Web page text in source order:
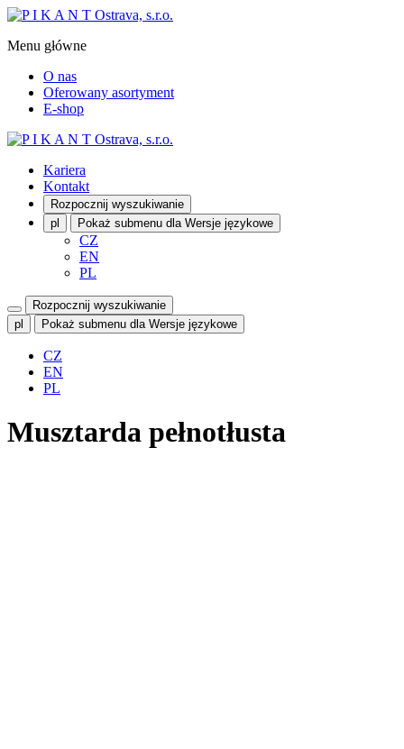
Menu główne
O nas
Oferowany asortyment
E-shop
Kariera
Kontakt
Rozpocznij wyszukiwanie
pl
Pokaż submenu dla Wersje językowe
CZ
EN
PL
Rozpocznij wyszukiwanie
pl
Pokaż submenu dla Wersje językowe
CZ
EN
PL
Musztarda pełnotłusta